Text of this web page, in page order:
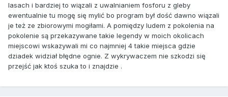
lasach i bardziej to wiązali z uwalnianiem fosforu z gleby
ewentualnie tu mogę się mylić bo program był dość dawno wiązali
je też ze zbiorowymi mogiłami. A pomiędzy ludem z pokolenia na
pokolenie są przekazywane takie legendy w moich okolicach
miejscowi wskazywali mi co najmniej 4 takie miejsca gdzie
dziadek widział błędne ognie. Z wykrywaczem nie szkodzi się
przejść jak ktoś szuka to i znajdzie .